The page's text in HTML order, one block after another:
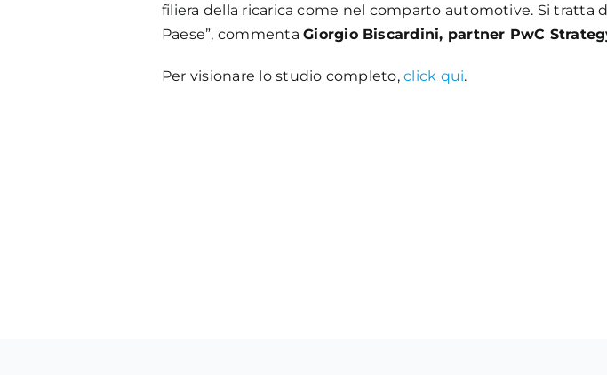
filiera della ricarica come nel comparto automotive. Si
Paese”, commentaGiorgio Biscardini, partner PwC
Per visionare lo studio completo,click qui.